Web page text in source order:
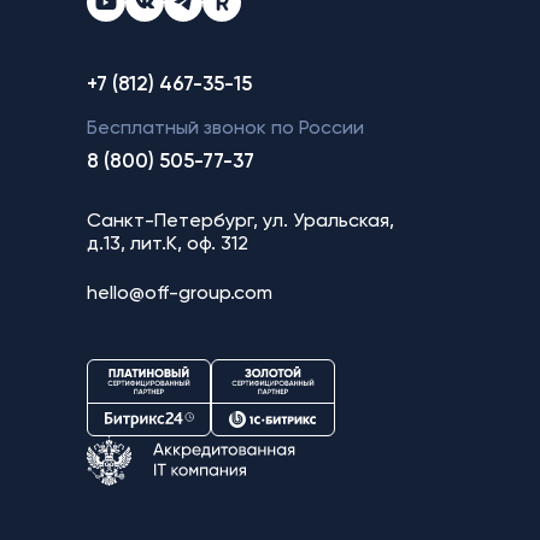
+7 (812) 467-35-15
Бесплатный звонок по России
8 (800) 505-77-37
Санкт-Петербург, ул. Уральская,
д.13, лит.К, оф. 312
hello@off-group.com